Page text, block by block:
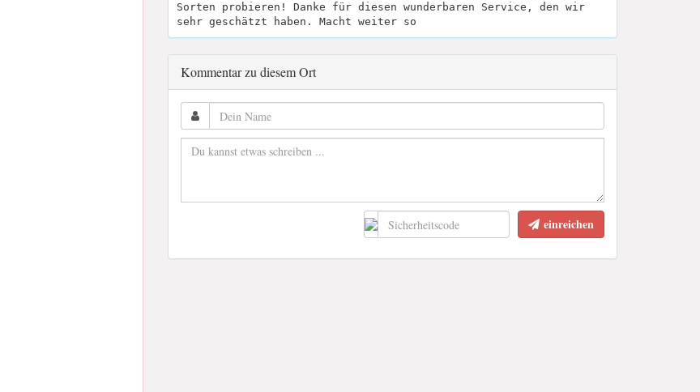
Sorten probieren! Danke für diesen wunderbaren Service, den wir
sehr geschätzt haben. Macht weiter so
Kommentar zu diesem Ort
einreichen